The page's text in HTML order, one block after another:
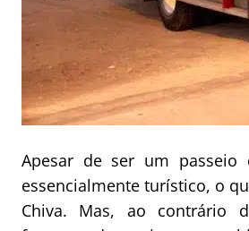
Apesar de ser um
essencialmente turístico, o
Chiva. Mas, ao contrário